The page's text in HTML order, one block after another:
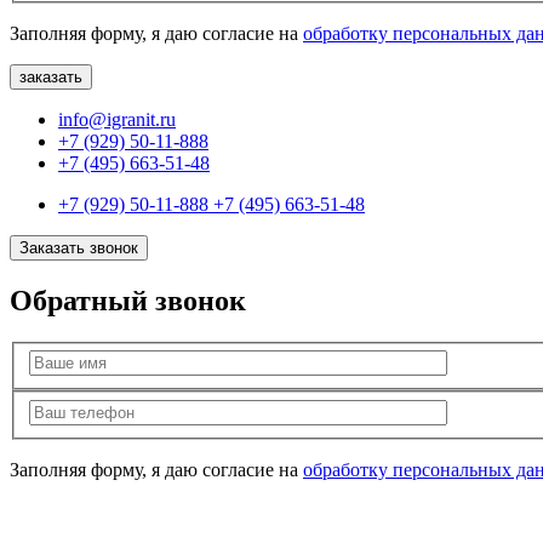
Заполняя форму, я даю согласие на обработку персональных
info@igranit.ru
+7 (929) 50-11-888
+7 (495) 663-51-48
+7 (929) 50-11-888 +7 (495) 663-51-48
Заказать звонок
Обратный звонок
Заполняя форму, я даю согласие на обработку персональных